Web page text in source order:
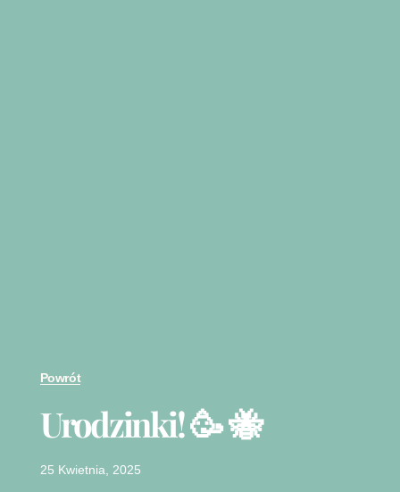
Powrót
Urodzinki! 🥳 🐝
25 Kwietnia, 2025